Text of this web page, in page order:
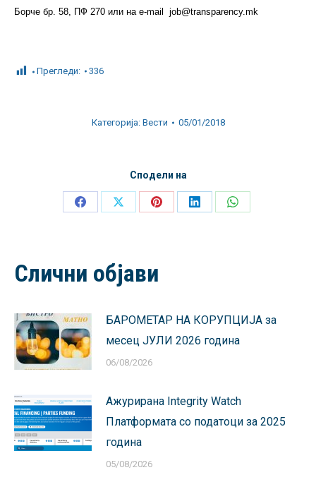
Борче бр. 58, ПФ 270 или на e-mail job@transparency.mk
Прегледи: 336
Категорија: Вести 05/01/2018
Сподели на
Share
Share
Share
Share
Share
Слични објави
БАРОМЕТАР НА КОРУПЦИЈА за
месец ЈУЛИ 2026 година
06/08/2026
Ажурирана Integrity Watch
Платформата со податоци за 2025
година
05/08/2026